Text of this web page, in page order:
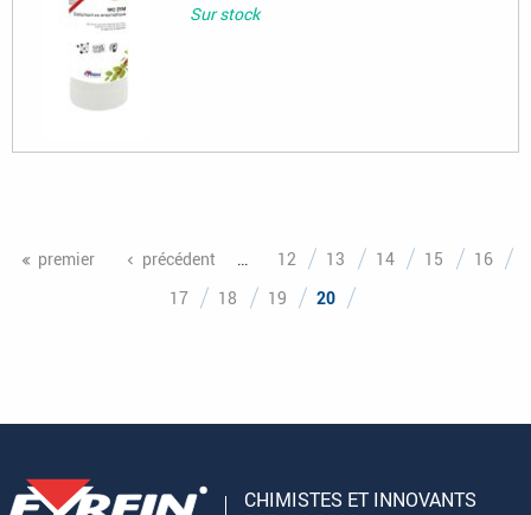
Sur stock
premier précédent 12 13 14 15
16
17
18 19 20
CHIMISTES ET INNOVANTS